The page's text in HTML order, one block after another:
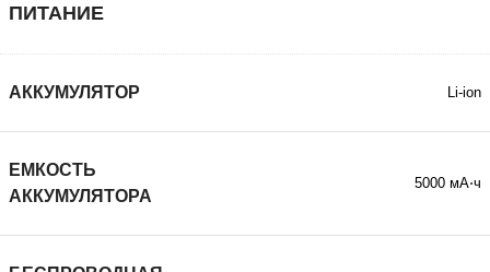
ПИТАНИЕ
АККУМУЛЯТОР Li-ion
ЕМКОСТЬ
АККУМУЛЯТОРА
5000 мА⋅ч